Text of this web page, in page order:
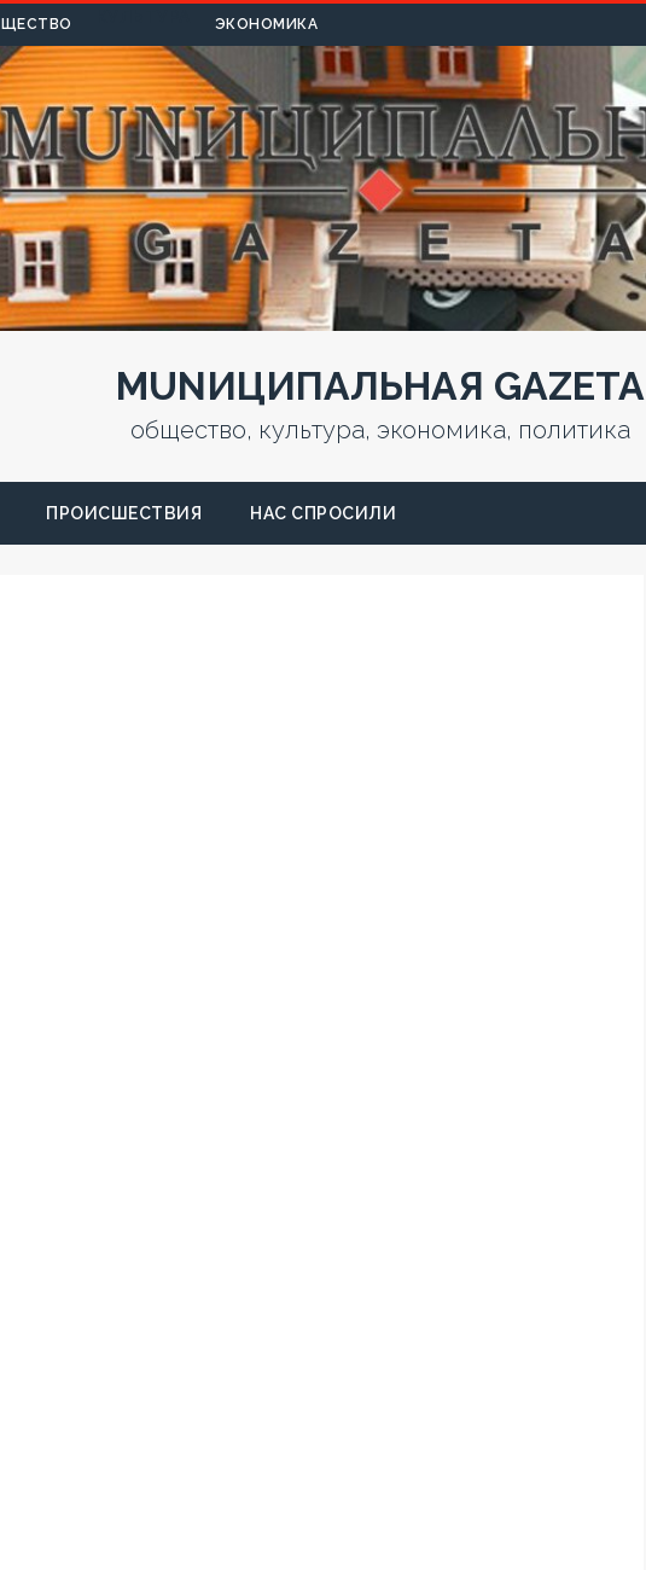
ЭКОНОМИКА
MUNИЦИПАЛЬНАЯ GAZЕТА
общество, культура, экономика, политика
ПРОИСШЕСТВИЯ НАС СПРОСИЛИ